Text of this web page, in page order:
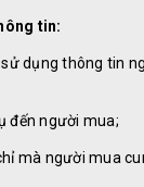
tin:
dụng thông tin
đến người mua;
mà người mua